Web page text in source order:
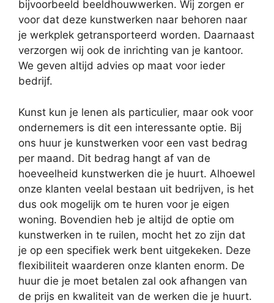
bijvoorbeeld beeldhouwwerken. Wij zorgen er
voor dat deze kunstwerken naar behoren naar
je werkplek getransporteerd worden. Daarnaast
verzorgen wij ook de inrichting van je kantoor.
We geven altijd advies op maat voor ieder
bedrijf.
Kunst kun je lenen als particulier, maar ook voor
ondernemers is dit een interessante optie. Bij
ons huur je kunstwerken voor een vast bedrag
per maand. Dit bedrag hangt af van de
hoeveelheid kunstwerken die je huurt. Alhoewel
onze klanten veelal bestaan uit bedrijven, is het
dus ook mogelijk om te huren voor je eigen
woning. Bovendien heb je altijd de optie om
kunstwerken in te ruilen, mocht het zo zijn dat
je op een specifiek werk bent uitgekeken. Deze
flexibiliteit waarderen onze klanten enorm. De
huur die je moet betalen zal ook afhangen van
de prijs en kwaliteit van de werken die je huurt.